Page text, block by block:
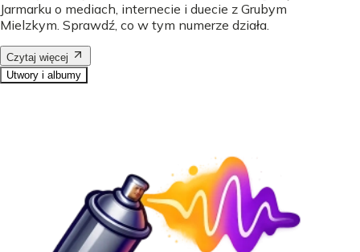
Jarmarku o mediach, internecie i duecie z Grubym
Mielzkym. Sprawdź, co w tym numerze działa.
Czytaj więcej
Utwory i albumy